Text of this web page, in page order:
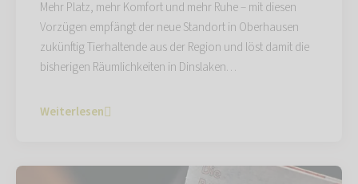
Mehr Platz, mehr Komfort und mehr Ruhe – mit diesen
Vorzügen empfängt der neue Standort in Oberhausen
zukünftig Tierhaltende aus der Region und löst damit die
bisherigen Räumlichkeiten in Dinslaken…
Weiterlesen